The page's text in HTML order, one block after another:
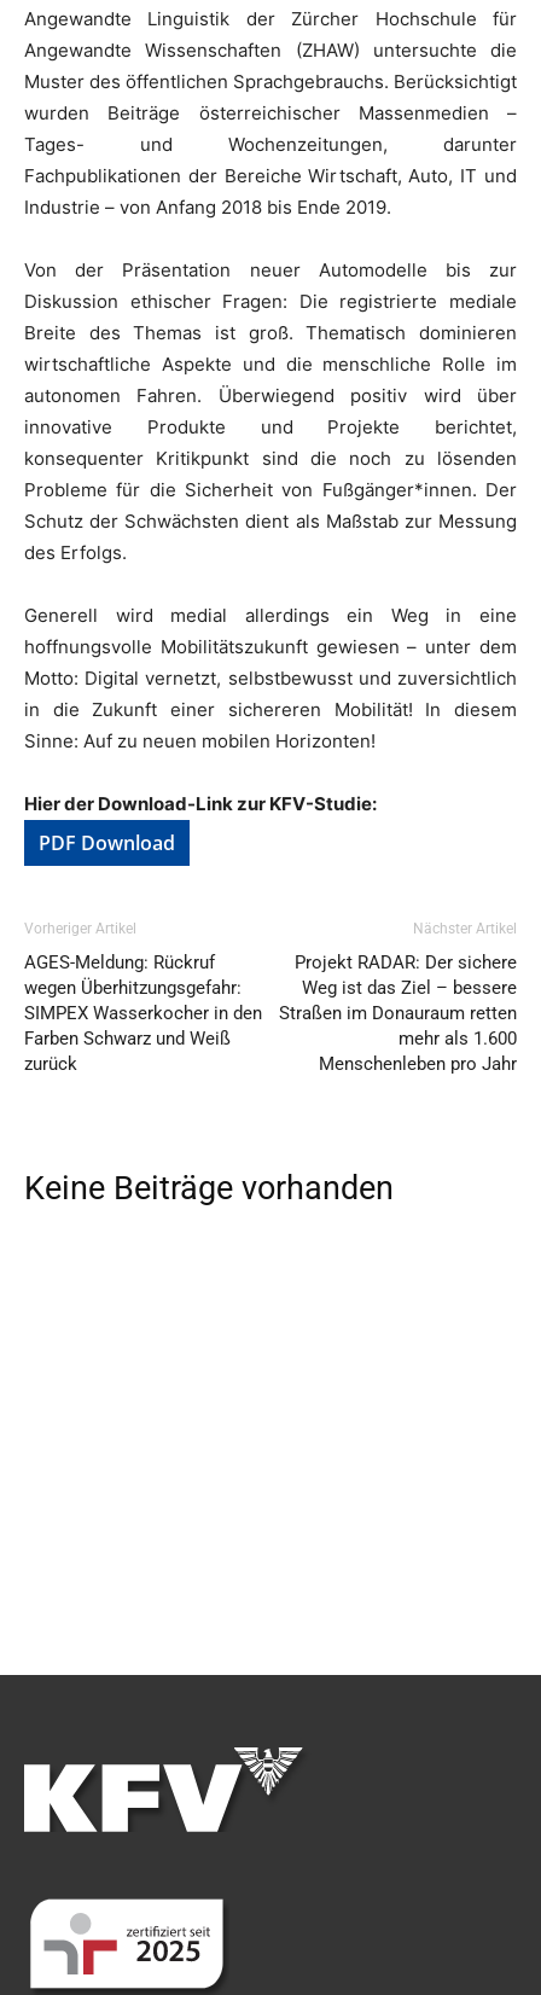
Angewandte Linguistik der Zürcher Hochschule für
Angewandte Wissenschaften (ZHAW) untersuchte die
Muster des öffentlichen Sprachgebrauchs. Berücksichtigt
wurden Beiträge österreichischer Massenmedien –
Tages- und Wochenzeitungen, darunter
Fachpublikationen der Bereiche Wirtschaft, Auto, IT und
Industrie – von Anfang 2018 bis Ende 2019.
Von der Präsentation neuer Automodelle bis zur
Diskussion ethischer Fragen: Die registrierte mediale
Breite des Themas ist groß. Thematisch dominieren
wirtschaftliche Aspekte und die menschliche Rolle im
autonomen Fahren. Überwiegend positiv wird über
innovative Produkte und Projekte berichtet,
konsequenter Kritikpunkt sind die noch zu lösenden
Probleme für die Sicherheit von Fußgänger*innen. Der
Schutz der Schwächsten dient als Maßstab zur Messung
des Erfolgs.
Generell wird medial allerdings ein Weg in eine
hoffnungsvolle Mobilitätszukunft gewiesen – unter dem
Motto: Digital vernetzt, selbstbewusst und zuversichtlich
in die Zukunft einer sichereren Mobilität! In diesem
Sinne: Auf zu neuen mobilen Horizonten!
Hier der Download-Link zur KFV-Studie:
PDF Download
Vorheriger Artikel
AGES-Meldung: Rückruf
wegen Überhitzungsgefahr:
SIMPEX Wasserkocher in den
Farben Schwarz und Weiß
zurück
Nächster Artikel
Projekt RADAR: Der sichere
Weg ist das Ziel – bessere
Straßen im Donauraum retten
mehr als 1.600
Menschenleben pro Jahr
Keine Beiträge vorhanden